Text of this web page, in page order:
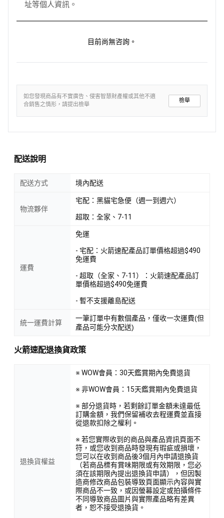
址等個人資訊。
目前尚無咨詢。
如您發現商品有不實廣告、侵害智慧財產權或其他不適
合銷售之情形，請提出檢舉
檢舉
配送說明
配送方式 境內配送
物流夥伴
宅配：黑貓宅急便（週一到週六）
超取：全家、7-11
運費
免運
- 宅配：火箭速配產品訂單價格超過$490
免運費
- 超取（全家、7-11）：火箭速配產品訂
單價格超過$490免運費
- 暫不支援離島配送
統一運費計算
一筆訂單中有數個產品，僅收一次運費(但
產品可能分次配送)
火箭速配退換貨政策
退換貨權益
※ WOW會員：30天鑑賞期內免費退貨
※ 非WOW會員：15天鑑賞期內免費退貨
※ 部分退貨時，若剩餘訂單金額未達最低
訂購金額，我們保留補收去程運費並直接
從退款扣除之權利。
※ 若您實際收到的商品與產品資訊頁面不
符，或您收到商品時發現有瑕疵或損壞，
您可以在收到商品後3個月內申請退換貨
（若商品標有賞味期限或有效期限，您必
須在該期限內提出退換貨申請），但因製
造商修改商品包裝導致頁面顯示內容與實
際商品不一致，或因螢幕設定或拍攝條件
不同導致商品圖片與實際產品略有差異
者，恕不接受退換貨。